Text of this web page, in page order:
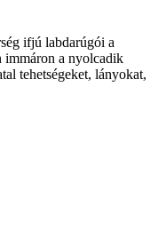
ifjú labdarúgói a
immáron a nyolcadik
tehetségeket, lányokat,